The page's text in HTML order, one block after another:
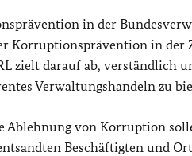
in der
Korruptionsprävention in der
zielt darauf ab, verständlich
Verwaltungshandeln zu
Ablehnung von Korruption
Beschäftigten und